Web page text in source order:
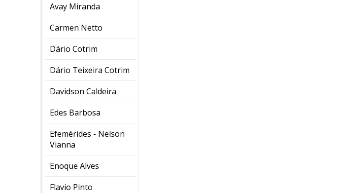
Avay Miranda
Carmen Netto
Dário Cotrim
Dário Teixeira Cotrim
Davidson Caldeira
Edes Barbosa
Efemérides - Nelson
Vianna
Enoque Alves
Flavio Pinto